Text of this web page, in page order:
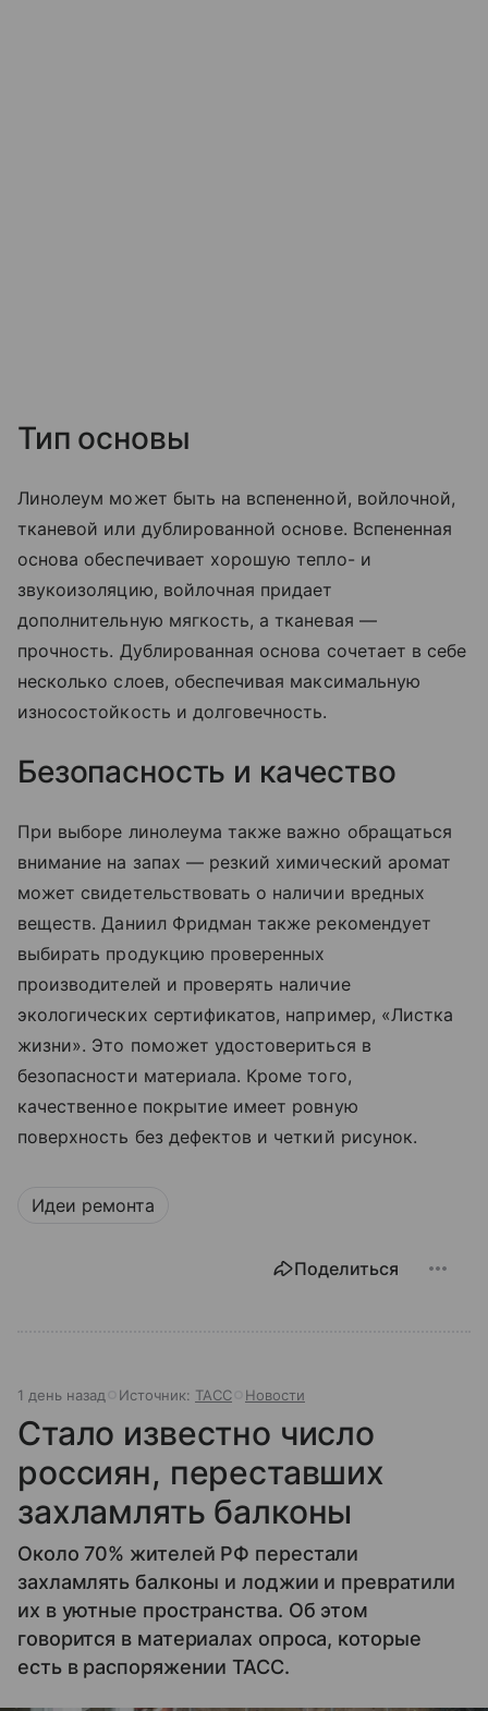
Тип основы
Линолеум может быть на вспененной, войлочной,
тканевой или дублированной основе. Вспененная
основа обеспечивает хорошую тепло- и
звукоизоляцию, войлочная придает
дополнительную мягкость, а тканевая —
прочность. Дублированная основа сочетает в себе
несколько слоев, обеспечивая максимальную
износостойкость и долговечность.
Безопасность и качество
При выборе линолеума также важно обращаться
внимание на запах — резкий химический аромат
может свидетельствовать о наличии вредных
веществ. Даниил Фридман также рекомендует
выбирать продукцию проверенных
производителей и проверять наличие
экологических сертификатов, например, «Листка
жизни». Это поможет удостовериться в
безопасности материала. Кроме того,
качественное покрытие имеет ровную
поверхность без дефектов и четкий рисунок.
Идеи ремонта
Поделиться
1 день назад Источник: ТАСС Новости
Стало известно число
россиян, переставших
захламлять балконы
Около 70% жителей РФ перестали
захламлять балконы и лоджии и превратили
их в уютные пространства. Об этом
говорится в материалах опроса, которые
есть в распоряжении ТАСС.